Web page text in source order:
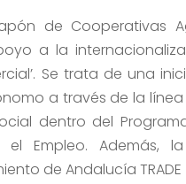
de Cooperativas
a la
Se trata de una
a través de la
dentro del
el Empleo. Además,
de Andalucía